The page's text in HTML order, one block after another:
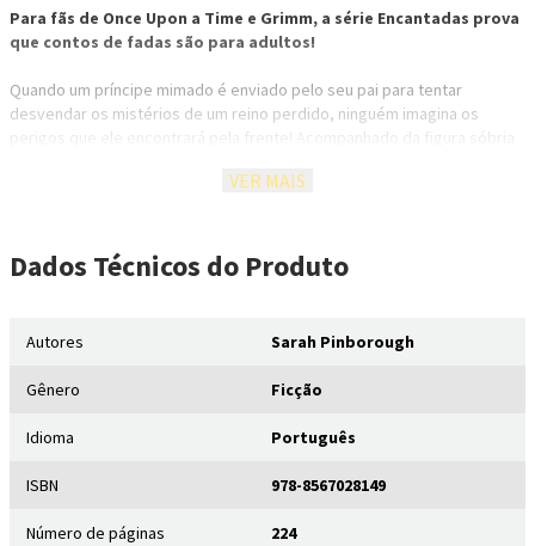
Para fãs de Once Upon a Time e Grimm, a série Encantadas prova
que contos de fadas são para adultos!
Quando um príncipe mimado é enviado pelo seu pai para tentar
desvendar os mistérios de um reino perdido, ninguém imagina os
perigos que ele encontrará pela frente! Acompanhado da figura sóbria
ligação muito forte com a floresta, o príncipe acaba encontrando um
demais, que só poderia vir da magia. Mas que tipo de bruxaria assolaria
uma cidade inteira e seus habitantes? E, principalmente, quem faria mal
principal o conto da Bela Adormecida. Porém, esqueça os clichês
que heróis e anti-heróis precisam se unir para não perecerem à beleza
busca de aventuras.
VER MAIS
Dados Técnicos do Produto
Autores Sarah Pinborough
Gênero Ficção
Idioma Português
ISBN 978-8567028149
Número de páginas 224